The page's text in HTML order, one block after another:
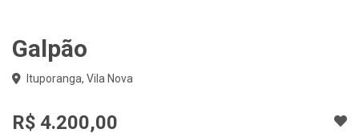
Galpão
Ituporanga, Vila Nova
R$ 4.200,00